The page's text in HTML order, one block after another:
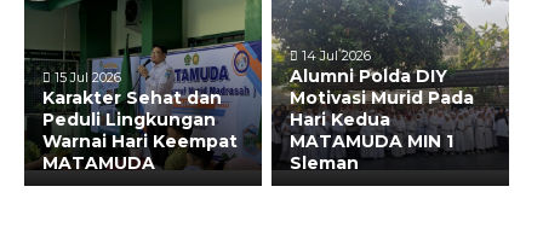
15 Jul 2026
Karakter Sehat dan
Peduli Lingkungan
Warnai Hari Keempat
MATAMUDA
14 Jul 2026
Alumni Polda DIY
Motivasi Murid Pada
Hari Kedua
MATAMUDA MIN 1
Sleman